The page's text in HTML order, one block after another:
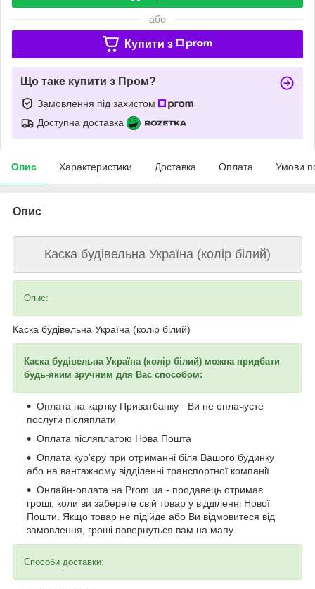
або
Купити з
Що таке купити з Пром?
Замовлення під захистом
Доступна доставка
Опис Характеристики Доставка Оплата Умови
Опис
Каска будівельна Україна (колір білий)
Опис:
Каска будівельна Україна (колір білий)
Каска будівельна Україна (колір білий) можна придбати
будь-яким зручним для Вас способом:
Оплата на картку Приватбанку - Ви не оплачуєте
послуги післяплати
Оплата післяплатою Нова Пошта
Оплата кур'єру при отриманні біля Вашого будинку
або на вантажному відділенні транспортної компанії
Онлайн-оплата на Prom.ua - продавець отримає
гроші, коли ви заберете свій товар у відділенні Нової
Пошти. Якщо товар не підійде або Ви відмовитеся від
замовлення, гроші повернуться вам на мапу
Способи доставки: